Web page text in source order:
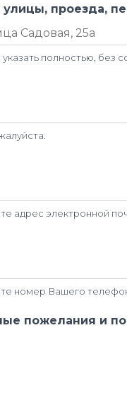
улицы, проезда,
полностью, без
адрес электронной
номер Вашего
пожелания и